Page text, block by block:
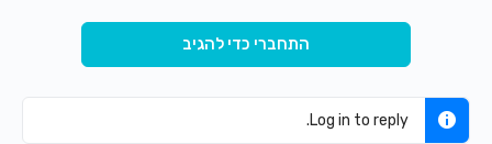
התחברי כדי להגיב
Log in to reply.